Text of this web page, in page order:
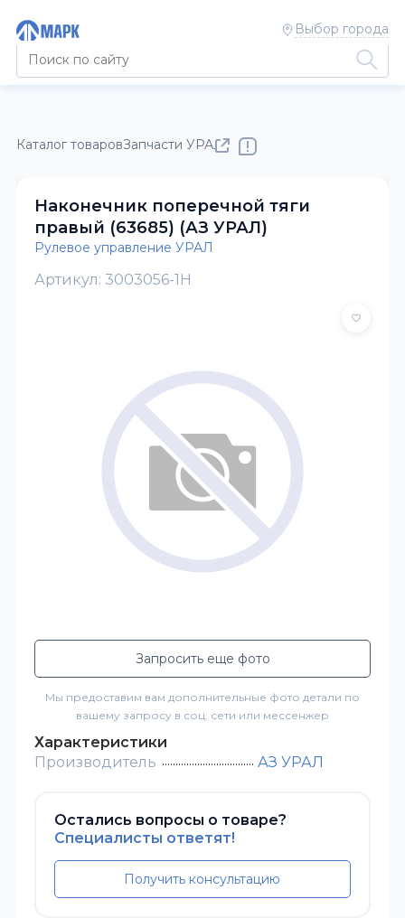
Выбор города
Каталог товаровЗапчасти УРАЛРулевое управление УРАЛ
Наконечник поперечной тяги
правый (63685) (АЗ УРАЛ)
Рулевое управление УРАЛ
Артикул: 3003056-1Н
Запросить еще фото
Мы предоставим вам дополнительные фото детали по
вашему запросу в соц. сети или мессенжер
Характеристики
Производитель
АЗ УРАЛ
Остались вопросы о товаре?
Специалисты ответят!
Получить консультацию